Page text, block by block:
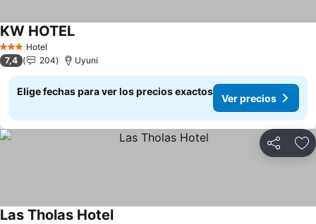
3 Estrellas
Hotel
KW HOTEL
7,4 204 Uyuni
Elige fechas para ver los precios exactos
Ver precios
Compartir
Las Tholas Hotel